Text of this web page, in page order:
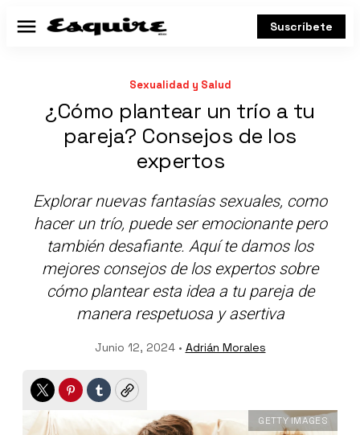
Menú Suscríbete
Sexualidad y Salud
¿Cómo plantear un trío a tu
pareja? Consejos de los
expertos
Explorar nuevas fantasías sexuales, como
hacer un trío, puede ser emocionante pero
también desafiante. Aquí te damos los
mejores consejos de los expertos sobre
cómo plantear esta idea a tu pareja de
manera respetuosa y asertiva
Junio 12, 2024 • Adrián Morales
TwitterPinterest
TumblrCopy
GETTY IMAGES